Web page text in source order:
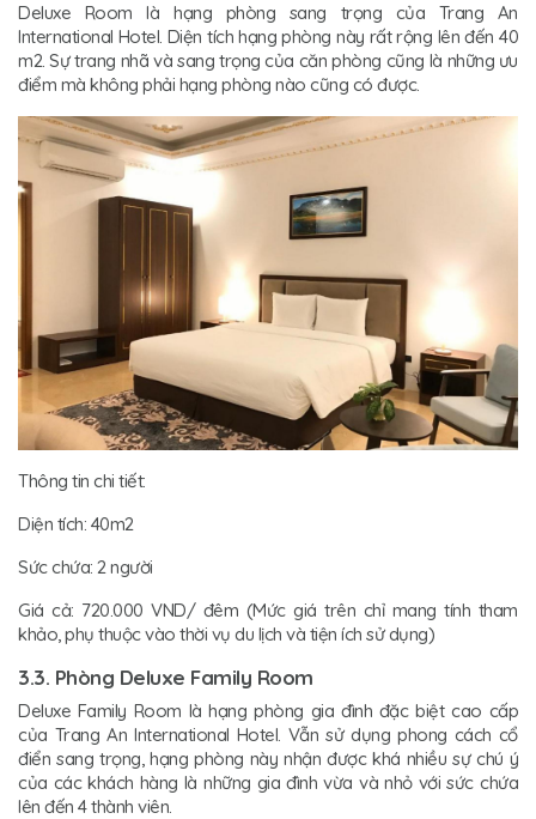
Deluxe Room là hạng phòng sang trọng của Trang An
International Hotel. Diện tích hạng phòng này rất rộng lên đến 40
m2. Sự trang nhã và sang trọng của căn phòng cũng là những ưu
điểm mà không phải hạng phòng nào cũng có được.
Thông tin chi tiết:
Diện tích: 40m2
Sức chứa: 2 người
Giá cả: 720.000 VND/ đêm (Mức giá trên chỉ mang tính tham
khảo, phụ thuộc vào thời vụ du lịch và tiện ích sử dụng)
3.3. Phòng Deluxe Family Room
Deluxe Family Room là hạng phòng gia đình đặc biệt cao cấp
của Trang An International Hotel. Vẫn sử dụng phong cách cổ
điển sang trọng, hạng phòng này nhận được khá nhiều sự chú ý
của các khách hàng là những gia đình vừa và nhỏ với sức chứa
lên đến 4 thành viên.